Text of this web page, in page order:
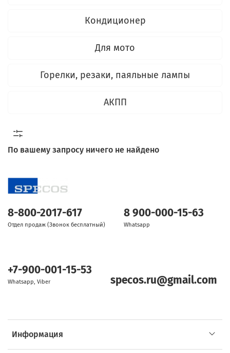
Кондиционер
Для мото
Горелки, резаки, паяльные лампы
АКПП
По вашему запросу ничего не найдено
Информация
8-800-2017-617
Отдел продаж (Звонок бесплатный)
8 900-000-15-63
Whatsapp
+7-900-001-15-53
Whatsapp, Viber specos.ru@gmail.com